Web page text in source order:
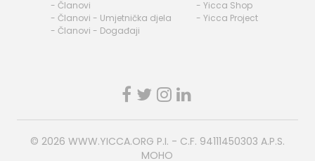
- Članovi
- Članovi - Umjetnička djela
- Članovi - Događaji
- Yicca Shop
- Yicca Project
© 2026 WWW.YICCA.ORG P.I. - C.F. 94111450303 A.P.S.
MOHO